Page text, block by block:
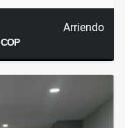
Arriendo
COP